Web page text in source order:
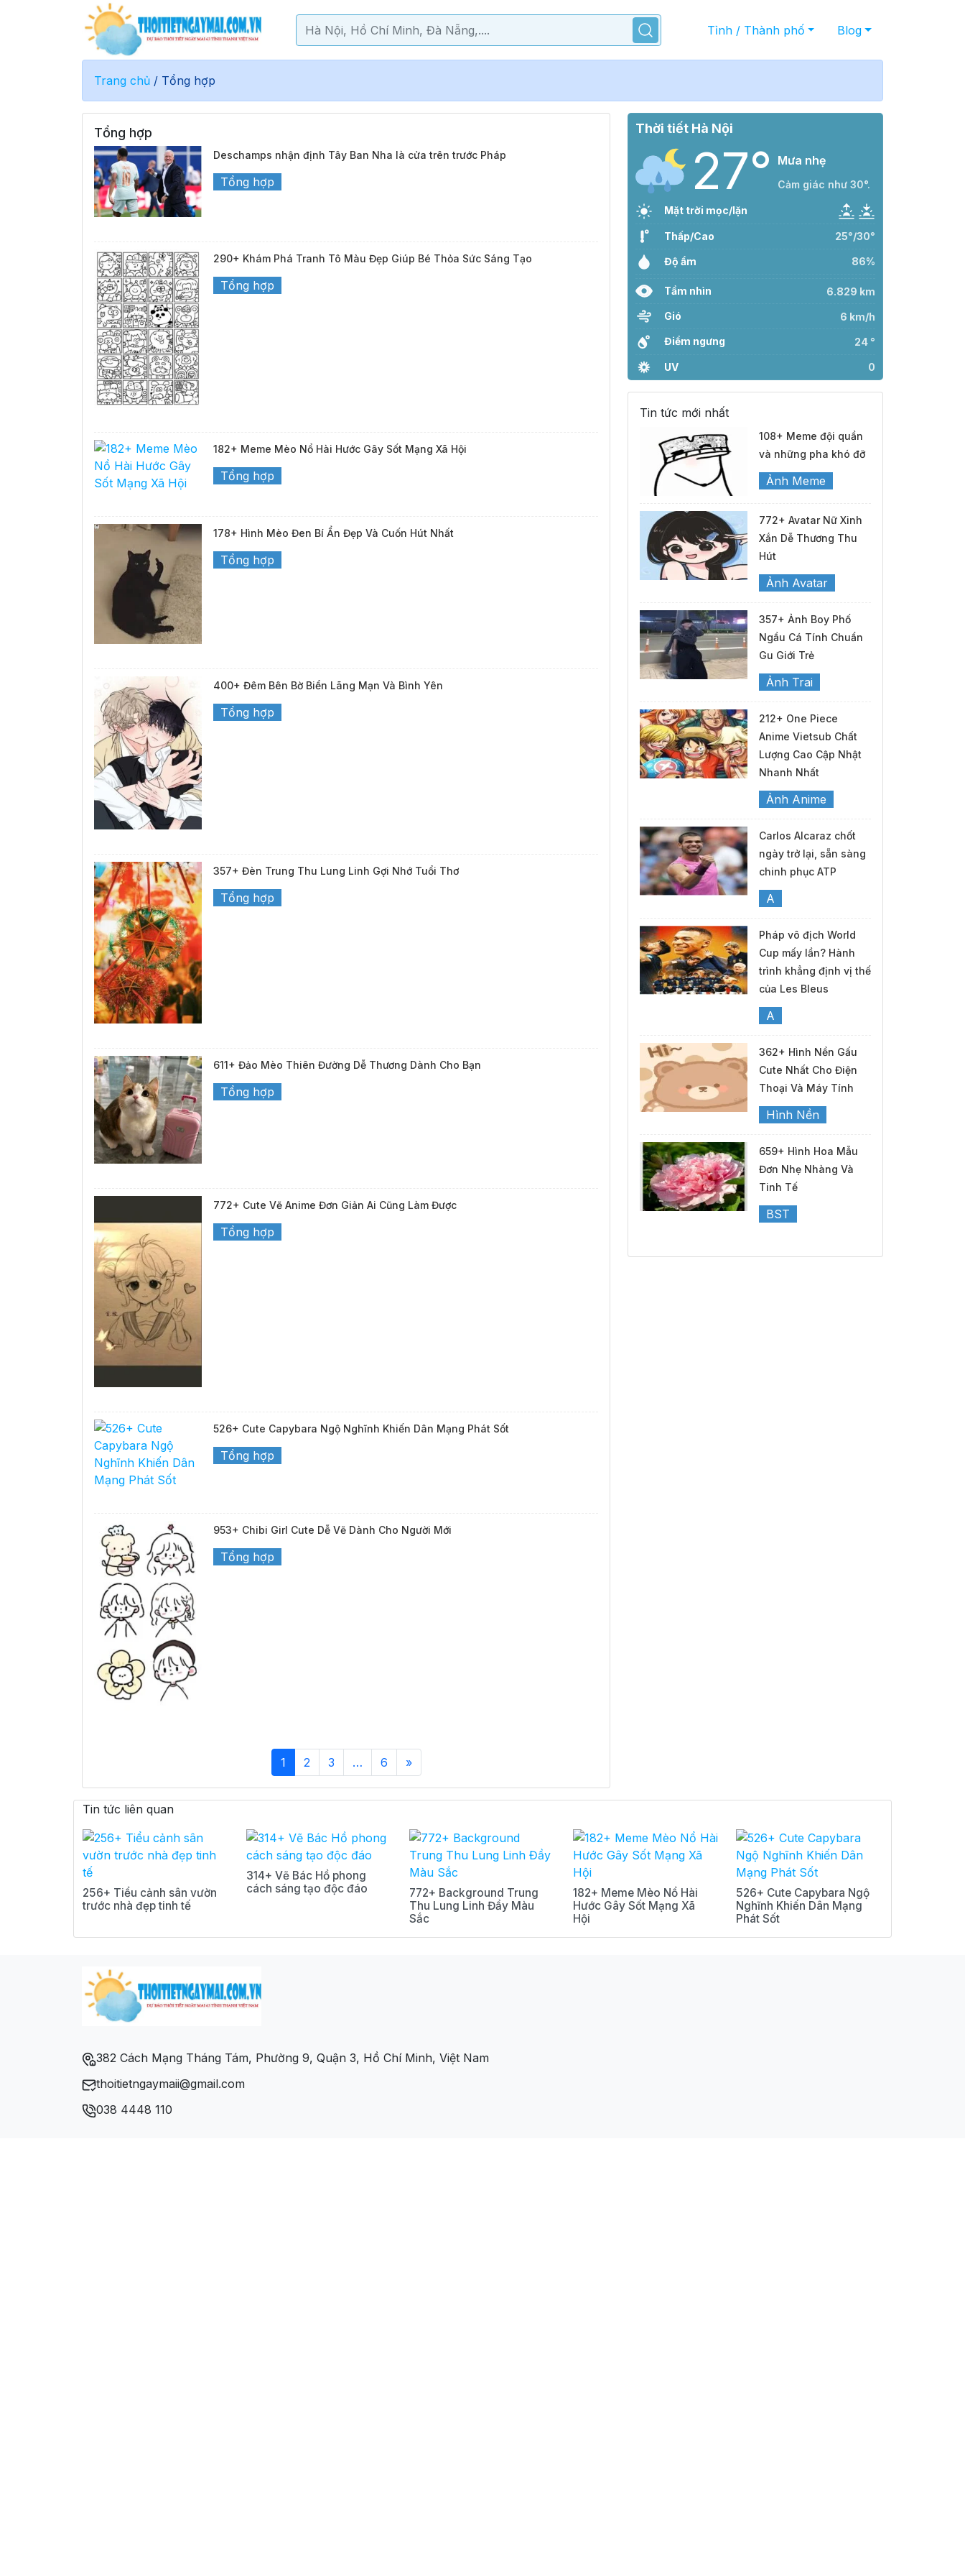
Tỉnh / Thành phố Blog
Trang chủ / Tổng hợp
Tổng hợp
Deschamps nhận định Tây Ban Nha là cửa trên trước Pháp
Tổng hợp
290+ Khám Phá Tranh Tô Màu Đẹp Giúp Bé Thỏa Sức Sáng Tạo
Tổng hợp
182+ Meme Mèo Nổ Hài Hước Gây Sốt Mạng Xã Hội
Tổng hợp
178+ Hình Mèo Đen Bí Ẩn Đẹp Và Cuốn Hút Nhất
Tổng hợp
400+ Đêm Bên Bờ Biển Lãng Mạn Và Bình Yên
Tổng hợp
357+ Đèn Trung Thu Lung Linh Gợi Nhớ Tuổi Thơ
Tổng hợp
611+ Đảo Mèo Thiên Đường Dễ Thương Dành Cho Bạn
Tổng hợp
772+ Cute Vẽ Anime Đơn Giản Ai Cũng Làm Được
Tổng hợp
526+ Cute Capybara Ngộ Nghĩnh Khiến Dân Mạng Phát Sốt
Tổng hợp
953+ Chibi Girl Cute Dễ Vẽ Dành Cho Người Mới
Tổng hợp
1 2 3 … 6 »
Thời tiết Hà Nội
27° Mưa nhẹ
Cảm giác như 30°.
Mặt trời mọc/lặn
Thấp/Cao 25°/30°
Độ ẩm 86%
Tầm nhìn 6.829 km
Gió 6 km/h
Điểm ngưng 24 °
UV 0
Tin tức mới nhất
108+ Meme đội quần
và những pha khó đỡ
Ảnh Meme
772+ Avatar Nữ Xinh
Xắn Dễ Thương Thu
Hút
Ảnh Avatar
357+ Ảnh Boy Phố
Ngầu Cá Tính Chuẩn
Gu Giới Trẻ
Ảnh Trai
212+ One Piece
Anime Vietsub Chất
Lượng Cao Cập Nhật
Nhanh Nhất
Ảnh Anime
Carlos Alcaraz chốt
ngày trở lại, sẵn sàng
chinh phục ATP
A
Pháp vô địch World
Cup mấy lần? Hành
trình khẳng định vị thế
của Les Bleus
A
362+ Hình Nền Gấu
Cute Nhất Cho Điện
Thoại Và Máy Tính
Hình Nền
659+ Hình Hoa Mẫu
Đơn Nhẹ Nhàng Và
Tinh Tế
BST
Tin tức liên quan
256+ Tiểu cảnh sân vườn
trước nhà đẹp tinh tế
314+ Vẽ Bác Hồ phong
cách sáng tạo độc đáo
772+ Background Trung
Thu Lung Linh Đầy Màu
Sắc
182+ Meme Mèo Nổ Hài
Hước Gây Sốt Mạng Xã
Hội
526+ Cute Capybara Ngộ
Nghĩnh Khiến Dân Mạng
Phát Sốt
382 Cách Mạng Tháng Tám, Phường 9, Quận 3, Hồ Chí Minh, Việt Nam
thoitietngaymaii@gmail.com
038 4448 110